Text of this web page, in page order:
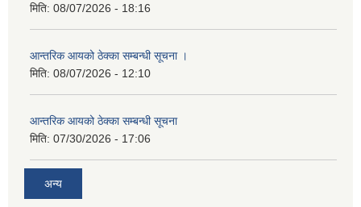
मिति: 08/07/2026 - 18:16
आन्तरिक आयको ठेक्का सम्बन्धी सूचना ।
मिति: 08/07/2026 - 12:10
आन्तरिक आयको ठेक्का सम्बन्धी सूचना
मिति: 07/30/2026 - 17:06
अन्य